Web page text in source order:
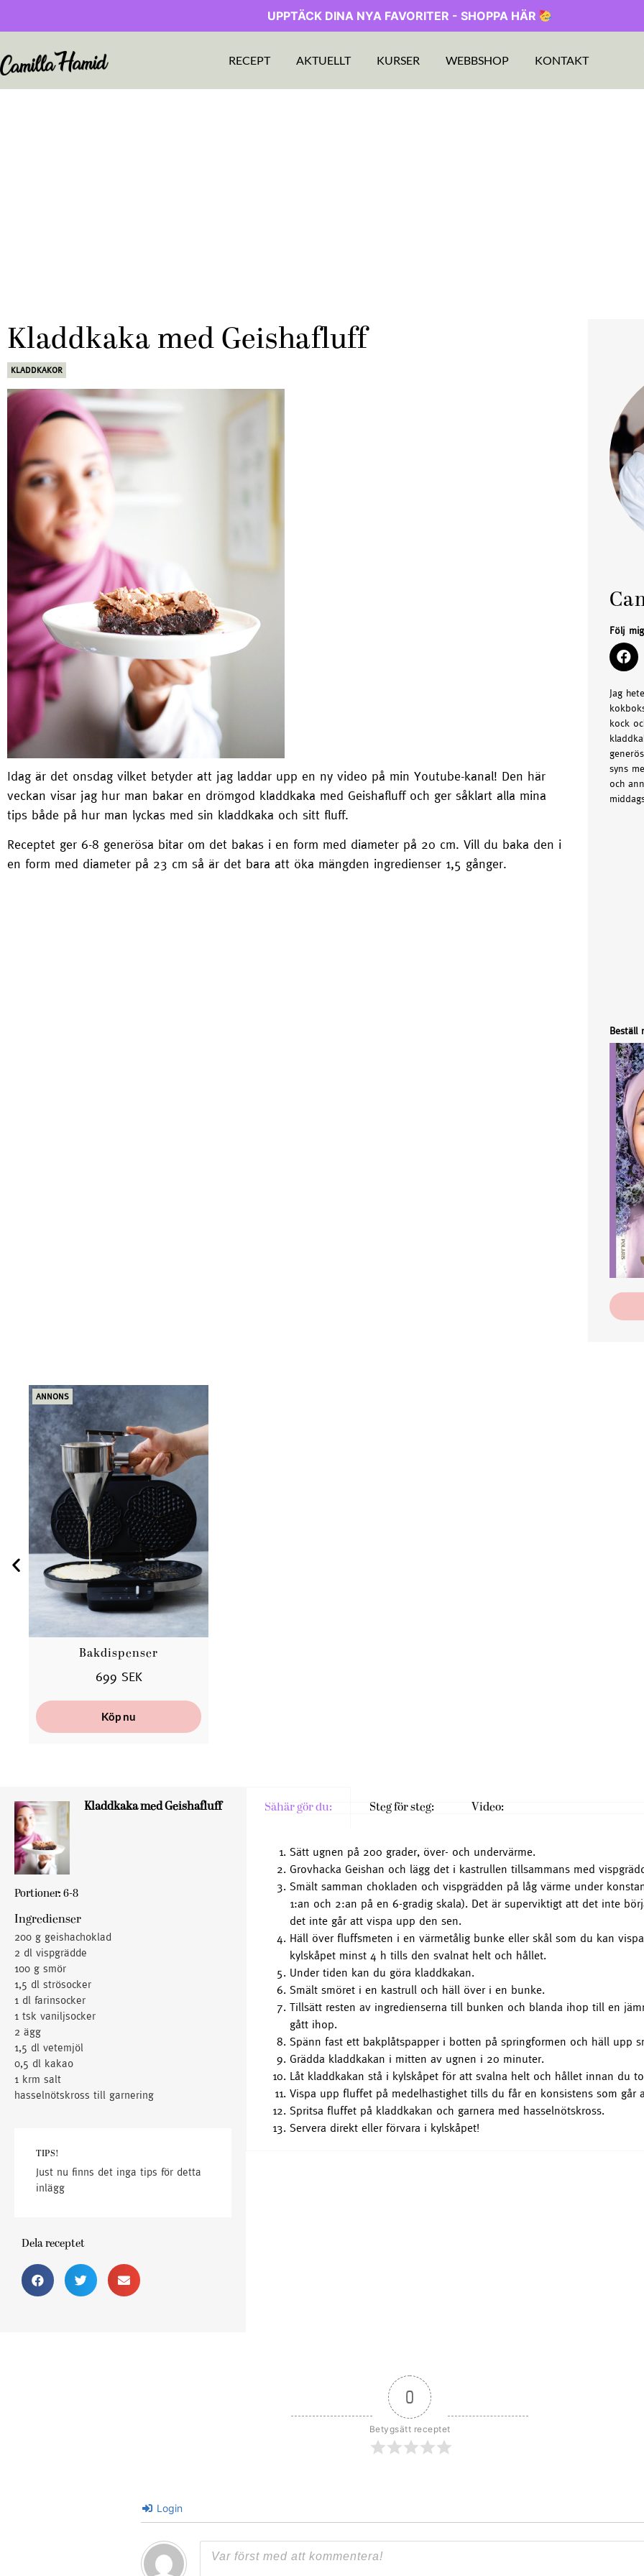
UPPTÄCK DINA NYA FAVORITER - SHOPPA HÄR
RECEPT AKTUELLT KURSER WEBBSHOP KONTAKT
Kladdkaka med Geishafluff
KLADDKAKOR
Idag är det onsdag vilket betyder att jag laddar upp en ny video på min Youtube-kanal! Den här
veckan visar jag hur man bakar en drömgod kladdkaka med Geishafluff och ger såklart alla mina
tips både på hur man lyckas med sin kladdkaka och sitt fluff.
Receptet ger 6-8 generösa bitar om det bakas i en form med diameter på 20 cm. Vill du baka den i
en form med diameter på 23 cm så är det bara att öka mängden ingredienser 1,5 gånger.
Följ
Jag
kock
syns
och
Beställ
ANNONS
Bakdispenser
699 SEK
Köp nu
Kladdkaka med Geishafluff
Portioner: 6-8
Ingredienser
200 g geishachoklad
2 dl vispgrädde
100 g smör
1,5 dl strösocker
1 dl farinsocker
1 tsk vaniljsocker
2 ägg
1,5 dl vetemjöl
0,5 dl kakao
1 krm salt
hasselnötskross till garnering
TIPS!
Just nu finns det inga tips för detta
inlägg
Dela receptet
Såhär gör du: Steg för steg: Video:
Sätt ugnen på 200 grader, över- och undervärme.
Grovhacka Geishan och lägg det i kastrullen tillsammans med
Smält samman chokladen och vispgrädden på låg värme under
1:an och 2:an på en 6-gradig skala). Det är superviktigt att det inte
det inte går att vispa upp den sen.
Häll över fluffsmeten i en värmetålig bunke eller skål som du kan
kylskåpet minst 4 h tills den svalnat helt och hållet.
Under tiden kan du göra kladdkakan.
Smält smöret i en kastrull och häll över i en bunke.
Tillsätt resten av ingredienserna till bunken och blanda ihop till en
gått ihop.
Spänn fast ett bakplåtspapper i botten på springformen och häll upp
Grädda kladdkakan i mitten av ugnen i 20 minuter.
Låt kladdkakan stå i kylskåpet för att svalna helt och hållet innan du
Vispa upp fluffet på medelhastighet tills du får en konsistens som går
Spritsa fluffet på kladdkakan och garnera med hasselnötskross.
Servera direkt eller förvara i kylskåpet!
0
Betygsätt receptet
Login